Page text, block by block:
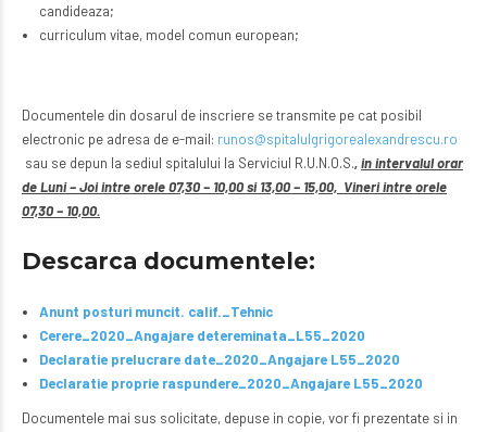
candideaza;
curriculum vitae, model comun european;
Documentele din dosarul de inscriere se transmite pe cat posibil
electronic pe adresa de e-mail: runos@spitalulgrigorealexandrescu.ro
sau se depun la sediul spitalului la Serviciul R.U.N.O.S.,in intervalul orar
de Luni – Joi intre orele 07,30 – 10,00 si 13,00 – 15,00, Vineri intre orele
07,30 – 10,00.
Descarca documentele:
Anunt posturi muncit. calif._Tehnic
Cerere_2020_Angajare detereminata_L55_2020
Declaratie prelucrare date_2020_Angajare L55_2020
Declaratie proprie raspundere_2020_Angajare L55_2020
Documentele mai sus solicitate, depuse in copie, vor fi prezentate si in